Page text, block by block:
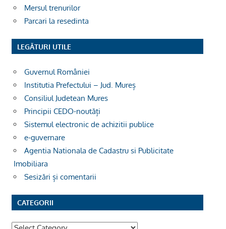
Mersul trenurilor
Parcari la resedinta
LEGĂTURI UTILE
Guvernul României
Institutia Prefectului – Jud. Mureș
Consiliul Judetean Mures
Principii CEDO-noutăți
Sistemul electronic de achizitii publice
e-guvernare
Agentia Nationala de Cadastru si Publicitate
Imobiliara
Sesizări și comentarii
CATEGORII